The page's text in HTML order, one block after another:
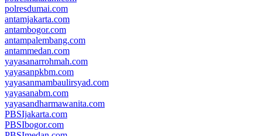
polresdumai.com
antamjakarta.com
antambogor.com
antampalembang.com
antammedan.com
yayasanarrohmah.com
yayasanpkbm.com
yayasanmambaulirsyad.com
yayasanabm.com
yayasandharmawanita.com
PBSIjakarta.com
PBSIbogor.com